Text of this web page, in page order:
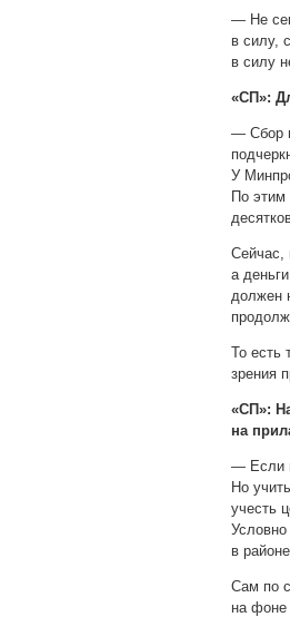
— Не
в силу,
в силу
«СП»:
— Сбор
У
По этим
Сейчас,
а
должен
То есть
зрения
«СП»:
на
— Если
Но
учесть
в
Сам по
на фоне